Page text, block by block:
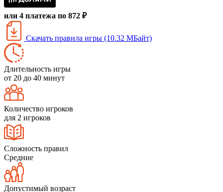
или 4 платежа по 872 ₽
Скачать правила игры (10.32 МБайт)
Длительность игры
от 20 до 40 минут
Количество игроков
для 2 игроков
Сложность правил
Средние
Допустимый возраст